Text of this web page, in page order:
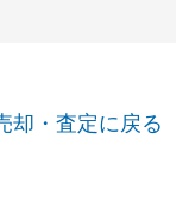
却・査定に戻る